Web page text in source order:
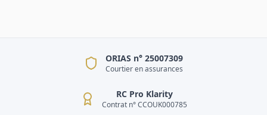
ORIAS n° 25007309
Courtier en assurances
RC Pro Klarity
Contrat n° CCOUK000785